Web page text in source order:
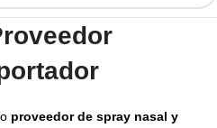
proveedor de spray nasal y